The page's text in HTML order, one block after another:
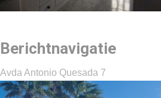
Berichtnavigatie
Avda Antonio Quesada 7